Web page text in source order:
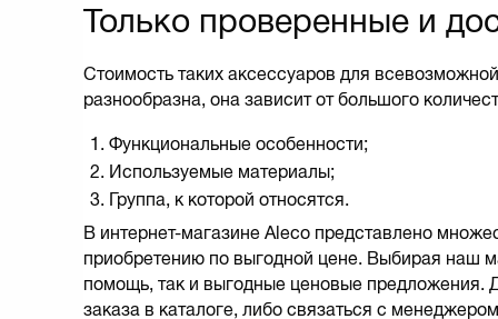
Только проверенные и
Стоимость таких аксессуаров для
разнообразна, она зависит от большого
Функциональные особенности;
Используемые материалы;
Группа, к которой относятся.
В интернет-магазине Aleco представлено
приобретению по выгодной цене. Выбирая наш
помощь, так и выгодные ценовые
заказа в каталоге, либо связаться с